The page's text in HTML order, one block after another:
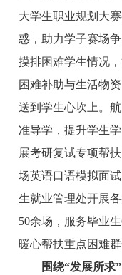
大学生职业规划大
惑，助力学子赛场
摸排困难学生情况
困难补助与生活物
送到学生心坎上。
准导学，提升学生
展考研复试专项帮
场英语口语模拟面
生就业管理处开展
50余场，服务毕业
暖心帮扶重点困难
围绕“发展所求